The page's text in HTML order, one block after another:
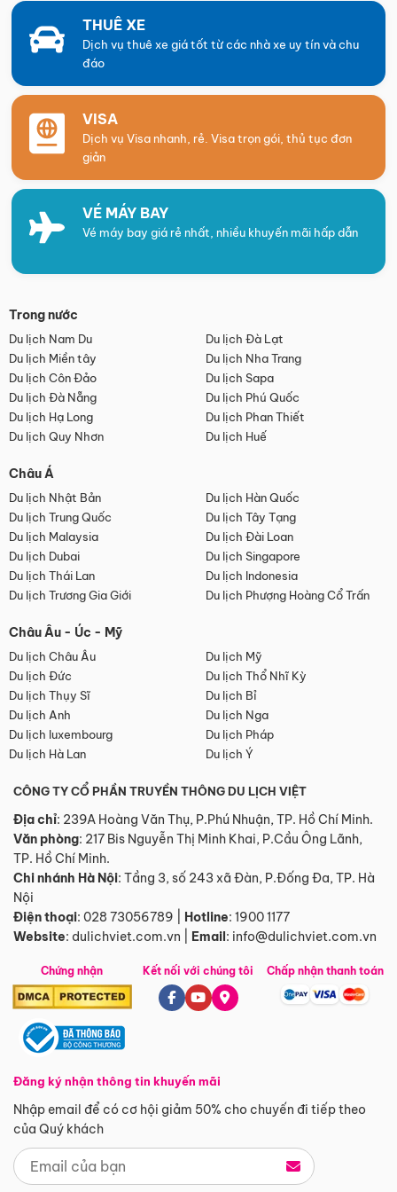
THUÊ XE
Dịch vụ thuê xe giá tốt từ các nhà xe uy tín và chu
đáo
VISA
Dịch vụ Visa nhanh, rẻ. Visa trọn gói, thủ tục đơn
giản
VÉ MÁY BAY
Vé máy bay giá rẻ nhất, nhiều khuyến mãi hấp dẫn
Trong nước
Du lịch Nam Du
Du lịch Đà Lạt
Du lịch Miền tây
Du lịch Nha Trang
Du lịch Côn Đảo
Du lịch Sapa
Du lịch Đà Nẵng
Du lịch Phú Quốc
Du lịch Hạ Long
Du lịch Phan Thiết
Du lịch Quy Nhơn
Du lịch Huế
Châu Á
Du lịch Nhật Bản
Du lịch Hàn Quốc
Du lịch Trung Quốc
Du lịch Tây Tạng
Du lịch Malaysia
Du lịch Đài Loan
Du lịch Dubai
Du lịch Singapore
Du lịch Thái Lan
Du lịch Indonesia
Du lịch Trương Gia Giới
Du lịch Phượng Hoàng Cổ Trấn
Châu Âu - Úc - Mỹ
Du lịch Châu Âu
Du lịch Mỹ
Du lịch Đức
Du lịch Thổ Nhĩ Kỳ
Du lịch Thụy Sĩ
Du lịch Bỉ
Du lịch Anh
Du lịch Nga
Du lịch luxembourg
Du lịch Pháp
Du lịch Hà Lan
Du lịch Ý
CÔNG TY CỔ PHẦN TRUYỀN THÔNG DU LỊCH VIỆT
Địa chỉ: 239A Hoàng Văn Thụ, P.Phú Nhuận, TP. Hồ Chí Minh.
Văn phòng: 217 Bis Nguyễn Thị Minh Khai, P.Cầu Ông Lãnh,
TP. Hồ Chí Minh.
Chi nhánh Hà Nội: Tầng 3, số 243 xã Đàn, P.Đống Đa, TP. Hà
Nội
Điện thoại: 028 73056789 Hotline: 1900 1177
Website: dulichviet.com.vn Email: info@dulichviet.com.vn
Chứng nhận
Đăng ký nhận thông tin khuyến mãi
Nhập email để có cơ hội giảm 50% cho chuyến đi tiếp theo
của Quý khách
Kết nối với chúng tôi Chấp nhận thanh toán